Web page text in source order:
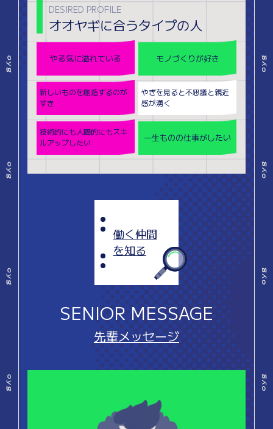
DESIRED PROFILE
オオヤギに合うタイプの人
やる気に溢れている モノづくりが好き
新しいものを創造するのが
すき
やぎを見ると不思議と親近
感が湧く
技術的にも人間的にもスキ
ルアップしたい
一生ものの仕事がしたい
働く仲間
を知る
SENIOR MESSAGE
先輩メッセージ